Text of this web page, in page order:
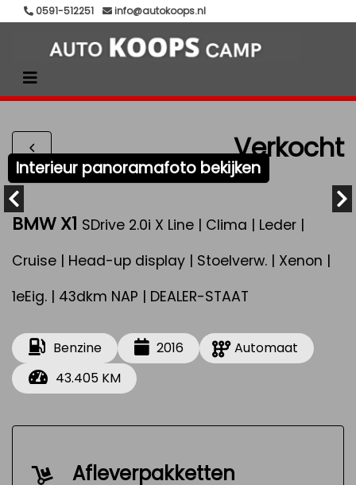
0591-512251 info@autokoops.nl
Verkocht
Interieur panoramafoto bekijken
BMW X1 SDrive 2.0i X Line | Clima | Leder |
Cruise | Head-up display | Stoelverw. | Xenon |
1eEig. | 43dkm NAP | DEALER-STAAT
Benzine 2016
Automaat
43.405 KM
Afleverpakketten